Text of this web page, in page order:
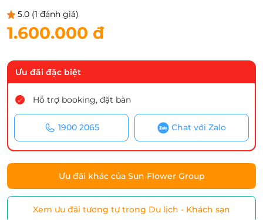
5.0 (1 đánh giá)
1.600.000 đ
Ưu đãi đặc biệt
Hỗ trợ booking, đặt bàn
1900 2065 Chat với Zalo
Ưu đãi khác của Sun Flower Group
Xem ưu đãi tương tự trong Du lịch - Khách sạn